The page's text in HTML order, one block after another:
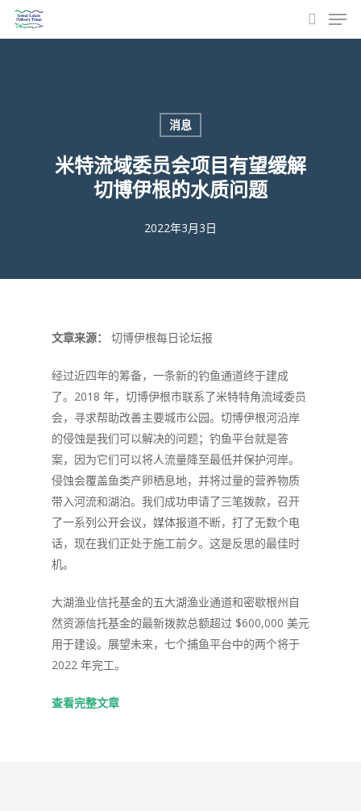
搜索
菜单
消息
米特流域委员会项目有望缓解
切博伊根的水质问题
2022年3月3日
文章来源： 切博伊根每日论坛报
经过近四年的筹备，一条新的钓鱼通道终于建成
了。2018 年，切博伊根市联系了米特特角流域委员
会，寻求帮助改善主要城市公园。切博伊根河沿岸
的侵蚀是我们可以解决的问题；钓鱼平台就是答
案，因为它们可以将人流量降至最低并保护河岸。
侵蚀会覆盖鱼类产卵栖息地，并将过量的营养物质
带入河流和湖泊。我们成功申请了三笔拨款，召开
了一系列公开会议，媒体报道不断，打了无数个电
话，现在我们正处于施工前夕。这是反思的最佳时
机。
大湖渔业信托基金的五大湖渔业通道和密歇根州自
然资源信托基金的最新拨款总额超过 $600,000 美元
用于建设。展望未来，七个捕鱼平台中的两个将于
2022 年完工。
查看完整文章